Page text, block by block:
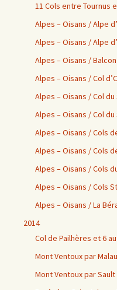
11 Cols entre Tournus
Alpes – Oisans / Alpe
Alpes – Oisans / Alpe
Alpes – Oisans /
Alpes – Oisans / Col
Alpes – Oisans / Col
Alpes – Oisans / Col du
Alpes – Oisans / Cols
Alpes – Oisans / Cols
Alpes – Oisans / Cols
Alpes – Oisans / Cols
Alpes – Oisans / La
2014
Col de Pailhères et 6
Mont Ventoux par
Mont Ventoux par Sault